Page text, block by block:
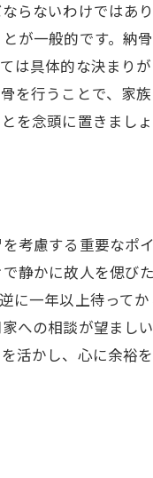
らないわけではあ
が一般的です。納
は具体的な決まり
行うことで、家
を念頭に置きましょ
考慮する重要なポ
静かに故人を偲び
一年以上待って
の相談が望まし
活かし、心に余裕